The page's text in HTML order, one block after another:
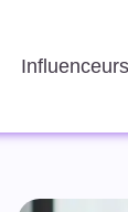
Influenceurs